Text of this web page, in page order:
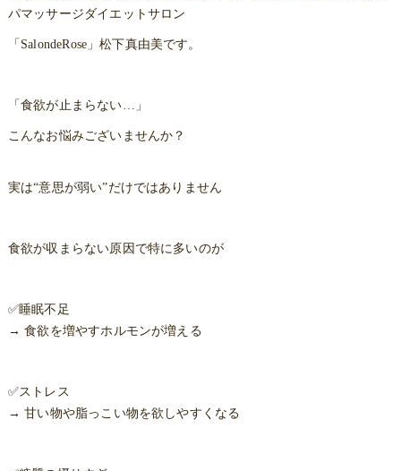
パマッサージダイエットサロン
「SalondeRose」松下真由美です。
「食欲が止まらない…」
こんなお悩みございませんか？
実は“意思が弱い”だけではありません
食欲が収まらない原因で特に多いのが
✅️睡眠不足
→ 食欲を増やすホルモンが増える
✅️ストレス
→ 甘い物や脂っこい物を欲しやすくなる